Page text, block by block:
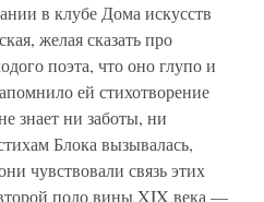
в клубе Дома искусств
желая сказать про
поэта, что оно глупо и
ей стихотворение
знает ни заботы, ни
Блока вызывалась,
чувствовали связь этих
поло вины XIX века —